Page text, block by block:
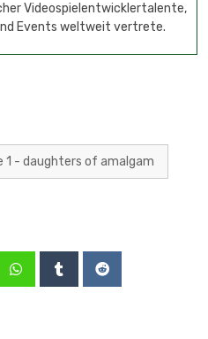
Videospielentwicklertalente,
Events weltweit vertrete.
1 - daughters of amalgam